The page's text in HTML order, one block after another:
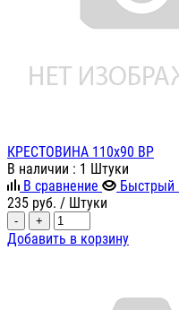
КРЕСТОВИНА 110х90 ВР
В наличии : 1 Штуки
В сравнение
Быстрый
235 руб. / Штуки
- +
Добавить в корзину